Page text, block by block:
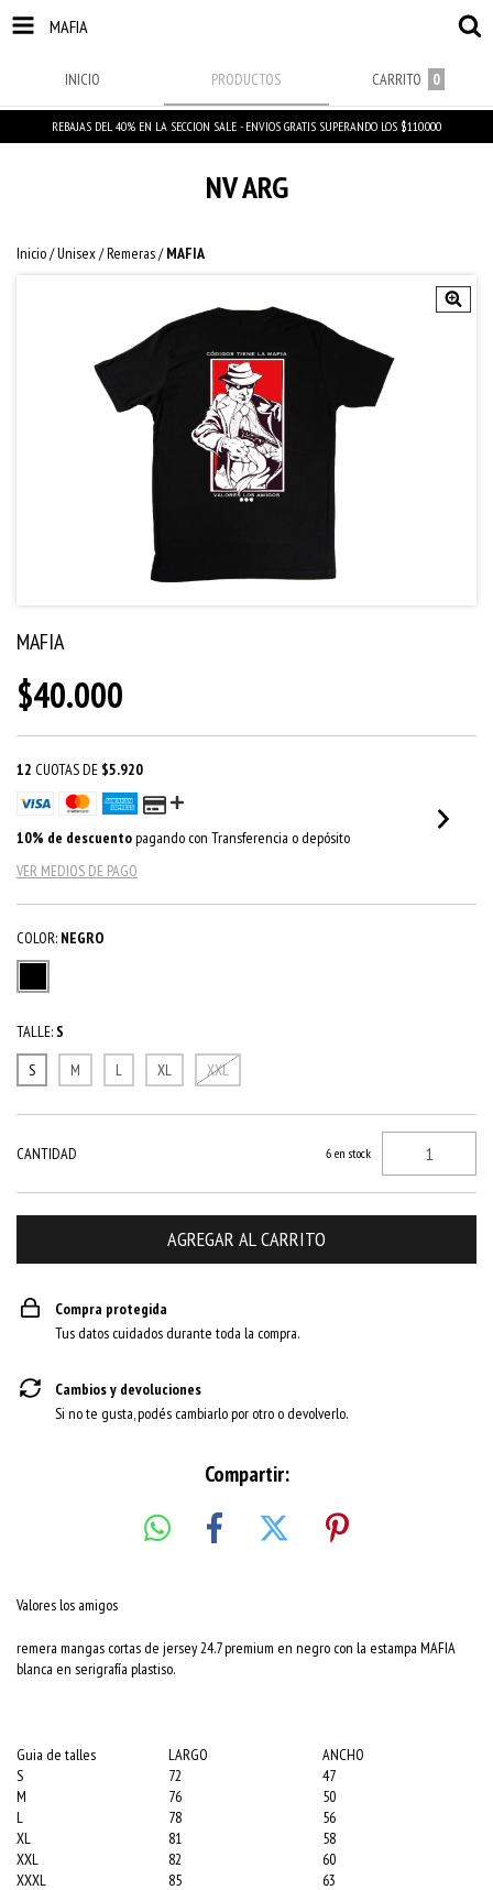
MAFIA
INICIO PRODUCTOS CARRITO 0
REBAJAS DEL 40% EN LA SECCION SALE - ENVIOS GRATIS SUPERANDO LOS $110.000
NV ARG
Inicio/Unisex/Remeras/ MAFIA
MAFIA
$40.000
12 CUOTAS DE $5.920
10% de descuentopagando con Transferencia o depósito
VER MEDIOS DE PAGO
COLOR: NEGRO
TALLE: S
S
M L XL XXL
CANTIDAD 6 en stock
Compra protegida
Tus datos cuidados durante toda la compra.
Cambios y devoluciones
Si no te gusta, podés cambiarlo por otro o devolverlo.
Compartir:
Valores los amigos
remera mangas cortas de jersey 24.7 premium en negro con la estampa MAFIA
blanca en serigrafía plastiso.
Guia de talles LARGO
ANCHO
S
72
47
M
76
50
L
78
56
XL
81
58
XXL
82
60
XXXL
85 63